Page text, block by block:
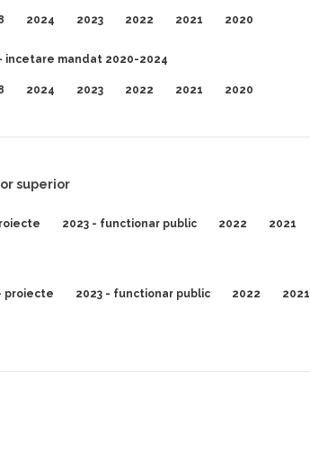
2024 2023 2022 2021 2020
incetare mandat 2020-2024
2024 2023 2022 2021 2020
superior
2023 - functionar public 2022 2021
proiecte 2023 - functionar public 2022 2021